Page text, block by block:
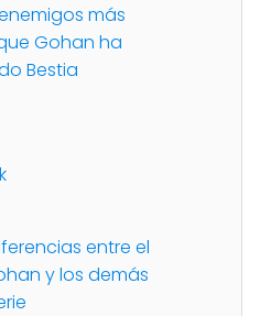
más
Gohan ha
Bestia
entre el
y los demás